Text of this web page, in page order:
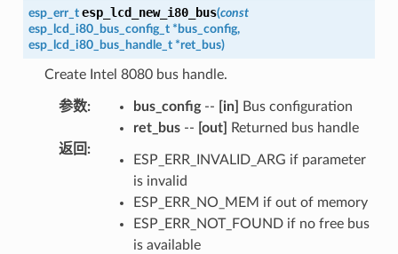
esp_err_t esp_lcd_new_i80_bus(const
esp_lcd_i80_bus_config_t * bus_config,
esp_lcd_i80_bus_handle_t *ret_bus)
Create Intel 8080 bus handle.
参数: bus_config-- [in]
Bus configuration
ret_bus-- [out]
Returned bus handle
返回 :
ESP_ERR_INVALID_ARG if parameter
is invalid
ESP_ERR_NO_MEM if out of memory
ESP_ERR_NOT_FOUND if no free bus
is available